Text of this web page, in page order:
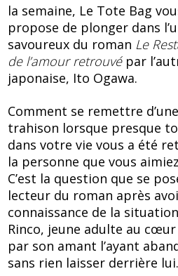
b
o
o
sk
y
la semaine, Le Tote Bag
propose de plonger dans
savoureux du roman Le
de l’amour retrouvépar
japonaise, Ito Ogawa.
Comment se remettre d’une
trahison lorsque presque
dans votre vie vous a été
la personne que vous
C’est la question que se
lecteur du roman après
connaissance de la
Rinco, jeune adulte au
par son amant l’ayant
sans rien laisser derrière lui.